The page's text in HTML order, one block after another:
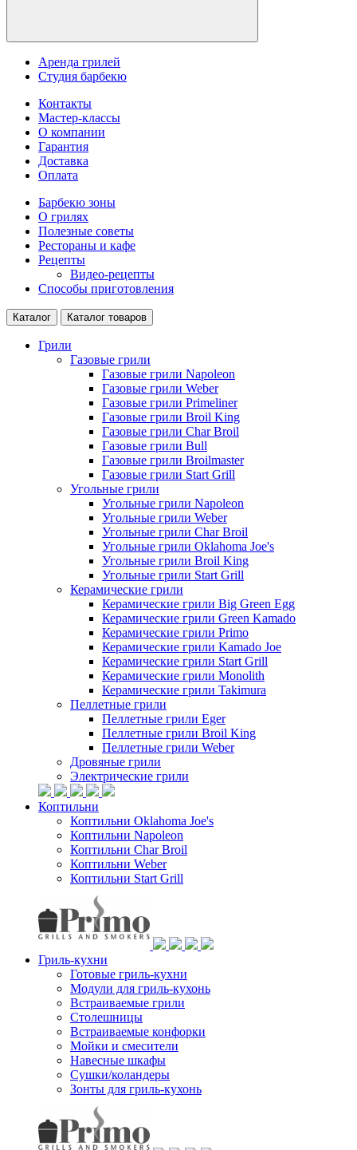
Аренда грилей
Студия барбекю
Контакты
Мастер-классы
О компании
Гарантия
Доставка
Оплата
Барбекю зоны
О грилях
Полезные советы
Рестораны и кафе
Рецепты
Видео-рецепты
Способы приготовления
Каталог Каталог товаров
Грили
Газовые грили
Газовые грили Napoleon
Газовые грили Weber
Газовые грили Primeliner
Газовые грили Broil King
Газовые грили Char Broil
Газовые грили Bull
Газовые грили Broilmaster
Газовые грили Start Grill
Угольные грили
Угольные грили Napoleon
Угольные грили Weber
Угольные грили Char Broil
Угольные грили Oklahoma Joe's
Угольные грили Broil King
Угольные грили Start Grill
Керамические грили
Керамические грили Big Green Egg
Керамические грили Green Kamado
Керамические грили Primo
Керамические грили Kamado Joe
Керамические грили Start Grill
Керамические грили Monolith
Керамические грили Takimura
Пеллетные грили
Пеллетные грили Eger
Пеллетные грили Broil King
Пеллетные грили Weber
Дровяные грили
Электрические грили
Коптильни
Коптильни Oklahoma Joe's
Коптильни Napoleon
Коптильни Char Broil
Коптильни Weber
Коптильни Start Grill
Гриль-кухни
Готовые гриль-кухни
Модули для гриль-кухонь
Встраиваемые грили
Столешницы
Встраиваемые конфорки
Мойки и смесители
Навесные шкафы
Сушки/коландеры
Зонты для гриль-кухонь